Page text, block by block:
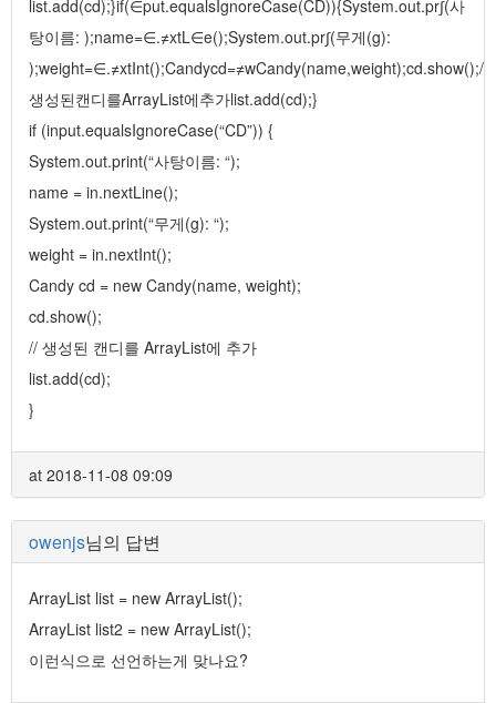
list.add(cd);}if(∈put.equalsIgnoreCase(CD)){System.out.pr∫(사
탕이름: );name=∈.≠xtL∈e();System.out.pr∫(무게(g):
);weight=∈.≠xtInt();Candycd=≠wCandy(name,weight);cd.show();/
생성된캔디를ArrayList에추가list.add(cd);}
if (input.equalsIgnoreCase(“CD”)) {
System.out.print(“사탕이름: “);
name = in.nextLine();
System.out.print(“무게(g): “);
weight = in.nextInt();
Candy cd = new Candy(name, weight);
cd.show();
// 생성된 캔디를 ArrayList에 추가
list.add(cd);
}
at 2018-11-08 09:09
owenjs님의 답변
ArrayList list = new ArrayList();
ArrayList list2 = new ArrayList();
이런식으로 선언하는게 맞나요?